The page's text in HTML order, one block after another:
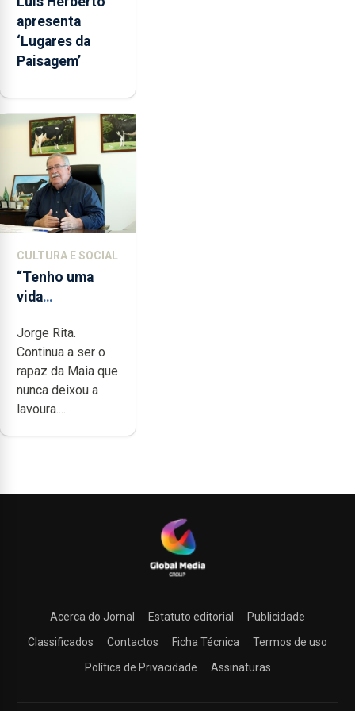
apresenta
‘Lugares da
Paisagem’
CULTURA E SOCIAL
“Tenho uma
vida
cheia de
trabalho,
dedicação,
gosto e muita
paixão”
Jorge Rita.
Continua a ser o
rapaz da Maia que
nunca deixou a
lavoura....
Acerca do Jornal Estatuto editorial
Publicidade
Classificados
Contactos Ficha Técnica
Termos de uso
Política de Privacidade
Assinaturas